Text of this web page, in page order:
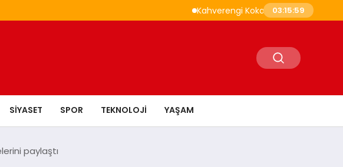
Kahverengi Kokarca İle Savaşta 1,6 Milyon
03:16:00
SIYASET SPOR TEKNOLOJI YAŞAM
paylaştı